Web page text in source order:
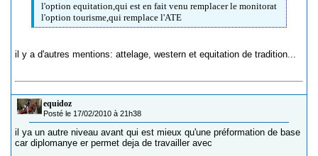
l'option equitation,qui est en fait venu remplacer le monitorat
l'option tourisme,qui remplace l'ATE
il y a d'autres mentions: attelage, western et equitation de tradition...
equidoz
Posté le 17/02/2010 à 21h38
il ya un autre niveau avant qui est mieux qu'une préformation de base
car diplomanye er permet deja de travailler avec